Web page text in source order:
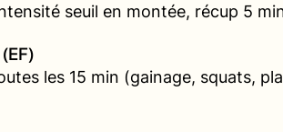
seuil en montée, récup 5
les 15 min (gainage, squats,